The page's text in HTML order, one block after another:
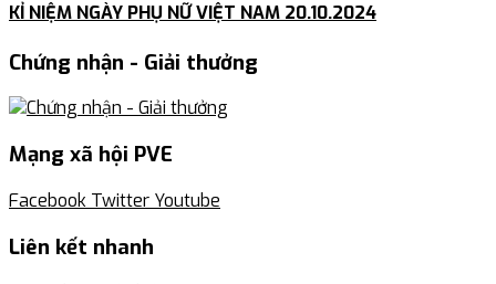
KỈ NIỆM NGÀY PHỤ NỮ VIỆT NAM 20.10.2024
Chứng nhận - Giải thưởng
Mạng xã hội PVE
Facebook Twitter Youtube
Liên kết nhanh